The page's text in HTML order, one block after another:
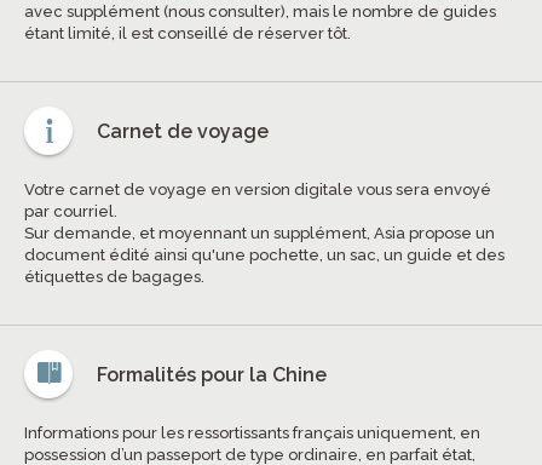
avec supplément (nous consulter), mais le nombre de guides
étant limité, il est conseillé de réserver tôt.
Carnet de voyage
Votre carnet de voyage en version digitale vous sera envoyé
par courriel.
Sur demande, et moyennant un supplément, Asia propose un
document édité ainsi qu'une pochette, un sac, un guide et des
étiquettes de bagages.
Formalités pour la Chine
Informations pour les ressortissants français uniquement, en
possession d’un passeport de type ordinaire, en parfait état,